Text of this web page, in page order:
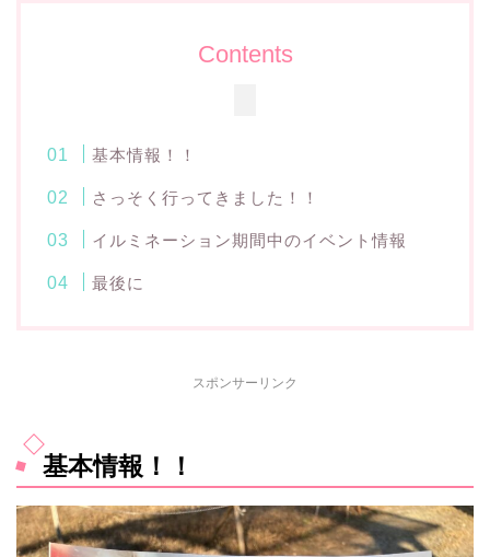
Contents
基本情報！！
さっそく行ってきました！！
イルミネーション期間中のイベント情報
最後に
スポンサーリンク
基本情報！！